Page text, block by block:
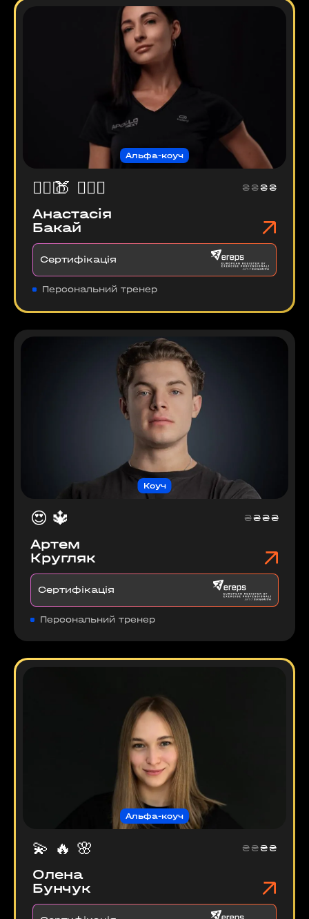
Альфа-коуч
🏋🏻‍♀️🍑 🤸🏻‍♀️ ₴
₴
₴
₴
Анастасія
Бакай
Сертифікація
Персональний тренер
Коуч
😍 🔱 ₴
₴
₴
₴
Артем
Кругляк
Сертифікація
Персональний тренер
Альфа-коуч
💫 🔥 🌸 ₴
₴
₴
₴
Олена
Бунчук